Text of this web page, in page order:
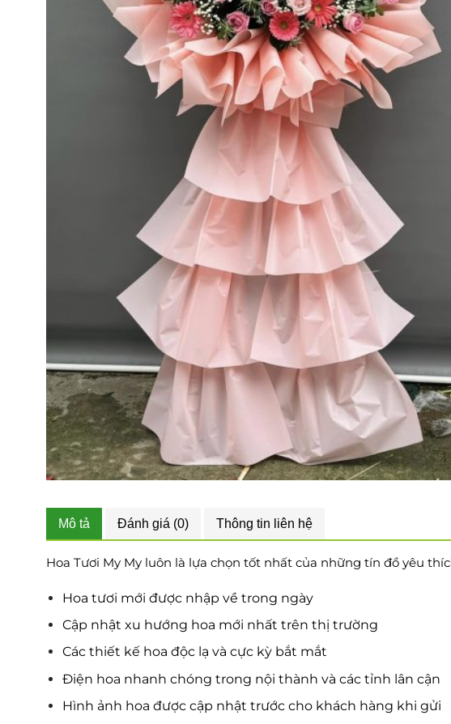
Mô tả Đánh giá (0) Thông tin liên hệ
Hoa Tươi My My luôn là lựa chọn tốt nhất của những tín đồ yêu
Hoa tươi mới được nhập về trong ngày
Cập nhật xu hướng hoa mới nhất trên thị trường
Các thiết kế hoa độc lạ và cực kỳ bắt mắt
Điện hoa nhanh chóng trong nội thành và các tỉnh lân cận
Hình ảnh hoa được cập nhật trước cho khách hàng khi gửi